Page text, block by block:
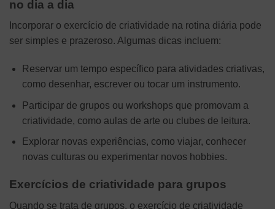
no dia a dia
Incorporar o exercício de criatividade na rotina diária pode
ser simples e prazeroso. Algumas dicas incluem:
Reservar um tempo específico para atividades criativas,
como desenhar, escrever ou tocar um instrumento.
Participar de grupos ou workshops que promovam a
criatividade, como aulas de arte ou clubes de leitura.
Explorar novas experiências, como viajar, conhecer
novas culturas ou experimentar novos hobbies.
Exercícios de criatividade para grupos
Quando se trata de grupos, o exercício de criatividade